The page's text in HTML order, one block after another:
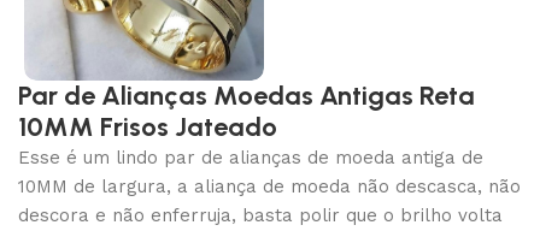
Par de Alianças Moedas Antigas Reta
10MM Frisos Jateado
Esse é um lindo par de alianças de moeda antiga de
10MM de largura, a aliança de moeda não descasca, não
descora e não enferruja, basta polir que o brilho volta